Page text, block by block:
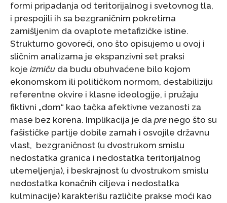
formi pripadanja od teritorijalnog i svetovnog tla,
i prespojili ih sa bezgraničnim pokretima
zamišljenim da ovaplote metafizičke istine.
Strukturno govoreći, ono što opisujemo u ovoj i
sličnim analizama je ekspanzivni set praksi
koje izmiču da budu obuhvaćene bilo kojom
ekonomskom ili političkom normom, destabiliziju
referentne okvire i klasne ideologije, i pružaju
fiktivni „dom“ kao tačka afektivne vezanosti za
mase bez korena. Implikacija je da pre nego što su
fašističke partije dobile zamah i osvojile državnu
vlast, bezgraničnost (u dvostrukom smislu
nedostatka granica i nedostatka teritorijalnog
utemeljenja), i beskrajnost (u dvostrukom smislu
nedostatka konačnih ciljeva i nedostatka
kulminacije) karakterišu različite prakse moći kao